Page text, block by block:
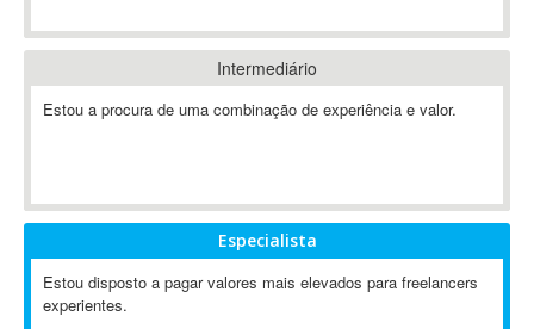
Abaqus
ABIS
Ableton Push
Abstract
Abstract Window Toolkit (AWT)
Absynth
Intermediário
Estou a procura de uma combinação de experiência e valor.
Especialista
Estou disposto a pagar valores mais elevados para freelancers
experientes.